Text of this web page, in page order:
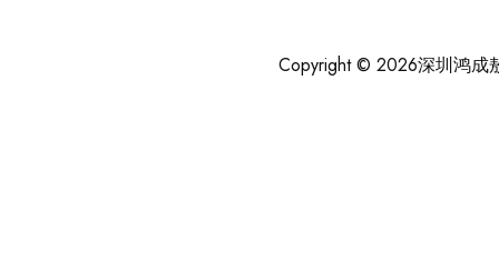
Copyright © 2026深圳鸿成